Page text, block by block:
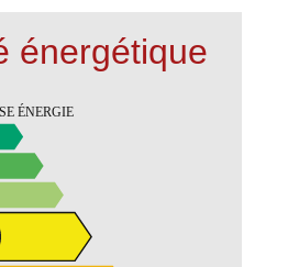
énergétique